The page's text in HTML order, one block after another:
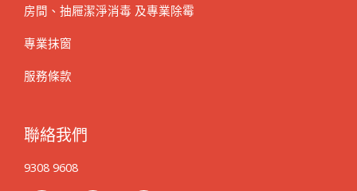
房間、抽屜潔淨消毒 及專業除霉
專業抹窗
服務條款
聯絡我們
9308 9608